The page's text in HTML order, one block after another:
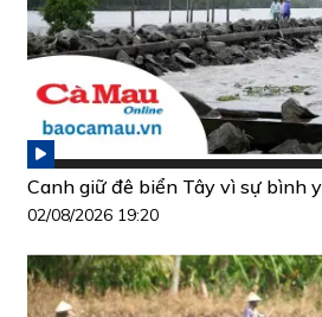
Canh giữ đê biển Tây vì sự bình
02/08/2026 19:20